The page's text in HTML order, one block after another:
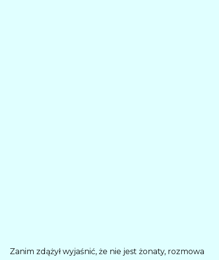
Zanim zdążył wyjaśnić, że nie jest żonaty, rozmowa